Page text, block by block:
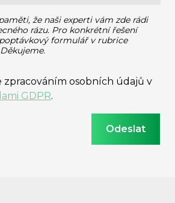
že naši experti vám zde rádi
rázu. Pro konkrétní řešení
formulář v rubrice
zpracováním osobních údajů v
GDPR.